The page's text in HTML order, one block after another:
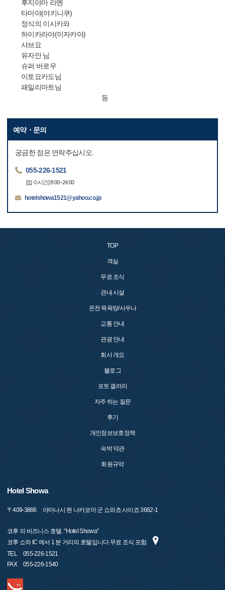
후지야마 라멘
타마야(야키니쿠)
정식의 이시카와
하이카라야(이자카야)
샤브요
유자안 님
슈퍼 버로우
이토요카도님
패밀리마트님
등
예약・문의
궁금한 점은 연락주십시오.
055-226-1521
[접수시간] 8:00~24:00
hotelshowa1521@yahoo.co.jp
TOP
객실
무료 조식
관내 시설
온천 목욕탕/사우나
교통 안내
관광 안내
회사 개요
블로그
포토 갤러리
자주 하는 질문
후기
개인정보보호정책
숙박 약관
회원규약
Hotel Showa
〒409-3866 야마나시 현 나카코마 군 쇼와쵸 사이죠 3682-1
코후 의 비즈니스 호텔. "Hotel Showa"
코후 쇼와 IC 에서 1 분 거리의 호텔입니다.무료 조식 포함.
TEL
055-226-1521
FAX
055-226-1540